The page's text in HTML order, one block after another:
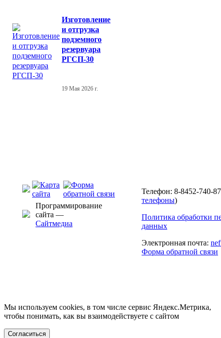
Изготовление
и отгрузка
подземного
резервуара
РГСП-30
19 Мая 2026 г.
Программирование
сайта —
Сайтмедиа
Телефон: 8-8452-740-
телефоны)
Политика обработки
данных
Электронная почта:
Форма обратной связи
Мы используем cookies, в том числе сервис Яндекс.Метрика,
чтобы понимать, как вы взаимодействуете с сайтом
Согласиться